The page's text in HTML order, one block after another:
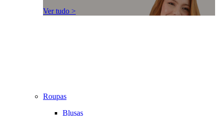
Ver tudo >
Roupas
Blusas